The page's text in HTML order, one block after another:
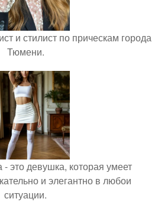
и стилист по прическам города
Тюмени.
это девушка, которая умеет
и элегантно в любои
ситуации.